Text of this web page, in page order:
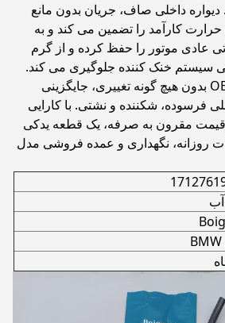
داخلی صاف، جریان بدون مانع
حرارت کارآمد را تضمین می کند و به
عادی موتور را حفظ کرده و از گرم
سیستم خنک کننده جلوگیری می کند.
نصب مستقیم مناسب OE بدون هیچ گونه تغییری، جایگزینی
فرسوده، شکننده و نشتی. با کارایی
قیمت مقرون به صرفه، یک قطعه یدکی
روزانه، نگهداری و عمده فروشی مدل
آب